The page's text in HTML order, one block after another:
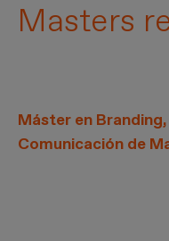
Masters
Máster en
Comunicación de